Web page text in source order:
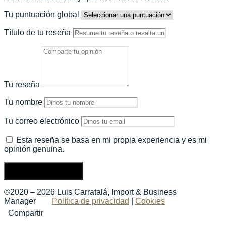
Compartir
Tu puntuación global
Título de tu reseña
Tu reseña
Tu nombre
Tu correo electrónico
Esta reseña se basa en mi propia experiencia y es mi
opinión genuina.
©2020 – 2026 Luis Carratalá, Import & Business
Manager
Política de privacidad Cookies